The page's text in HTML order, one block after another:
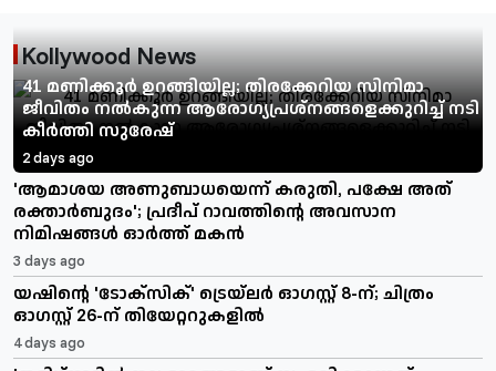
Kollywood News
41 മണിക്കൂർ ഉറങ്ങിയില്ല; തിരക്കേറിയ സിനിമാ
ജീവിതം നൽകുന്ന ആരോഗ്യപ്രശ്നങ്ങളെക്കുറിച്ച് നടി
കീർത്തി സുരേഷ്
2 days ago
'ആമാശയ അണുബാധയെന്ന് കരുതി, പക്ഷേ അത്
രക്താർബുദം'; പ്രദീപ് റാവത്തിന്റെ അവസാന
നിമിഷങ്ങൾ ഓർത്ത് മകൻ
3 days ago
യഷിന്റെ 'ടോക്സിക്' ട്രെയ്‌ലർ ഓഗസ്റ്റ് 8-ന്; ചിത്രം
ഓഗസ്റ്റ് 26-ന് തിയേറ്ററുകളിൽ
4 days ago